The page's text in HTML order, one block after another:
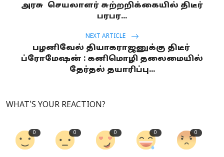
அரசு செயலாளர் சுற்றறிக்கையில் திடீர்
பரபர...
NEXT ARTICLE
பழனிவேல் தியாகராஜனுக்கு திடீர்
ப்ரோமேஷன் : கனிமொழி தலைமையில்
தேர்தல் தயாரிப்பு...
WHAT'S YOUR REACTION?
0 0 0 0 0